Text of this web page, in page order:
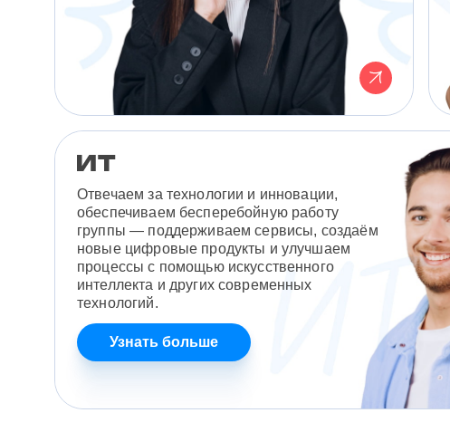
Отвечаем за технологии и инновации,
обеспечиваем бесперебойную работу
группы — поддерживаем сервисы, создаём
новые цифровые продукты и улучшаем
процессы с помощью искусственного
интеллекта и других современных
технологий.
Узнать больше